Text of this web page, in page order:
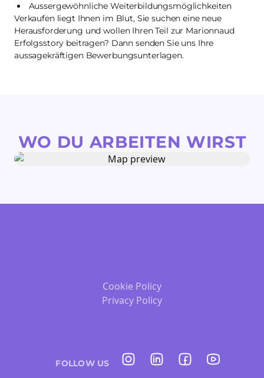
Aussergewöhnliche Weiterbildungsmöglichkeiten
Verkaufen liegt Ihnen im Blut, Sie suchen eine neue
Herausforderung und wollen Ihren Teil zur Marionnaud
Erfolgsstory beitragen? Dann senden Sie uns Ihre
aussagekräftigen Bewerbungsunterlagen.
WO DU ARBEITEN WIRST
Cookie Policy
Privacy Policy
FOLLOW US